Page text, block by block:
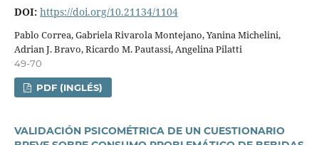
DOI: https://doi.org/10.21134/1104
Pablo Correa, Gabriela Rivarola Montejano, Yanina Michelini,
Adrian J. Bravo, Ricardo M. Pautassi, Angelina Pilatti
49-70
PDF (INGLÉS)
VALIDACIÓN PSICOMÉTRICA DE UN CUESTIONARIO